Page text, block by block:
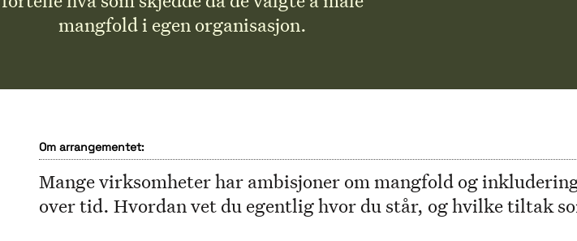
mangfold i egen organisasjon.
Om arrangementet:
Mange virksomheter har ambisjoner om mangfold og
over tid. Hvordan vet du egentlig hvor du står, og hvilke tiltak